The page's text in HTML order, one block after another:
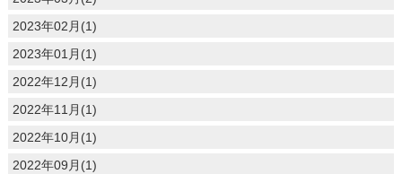
2023年02月(1)
2023年01月(1)
2022年12月(1)
2022年11月(1)
2022年10月(1)
2022年09月(1)